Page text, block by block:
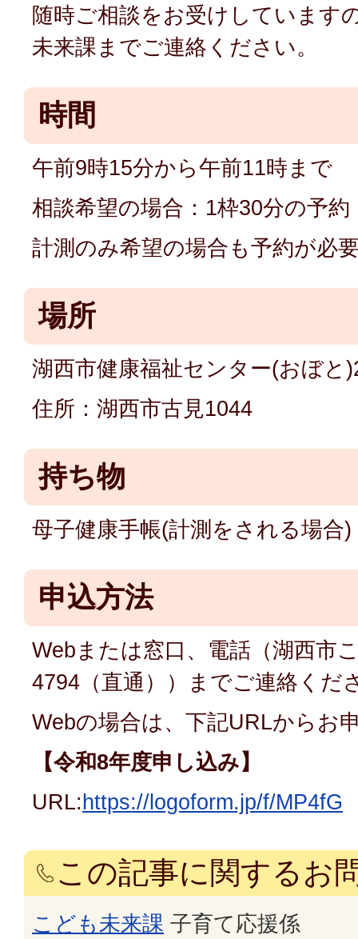
随時ご相談をお受けしています
未来課までご連絡ください。
時間
午前9時15分から午前11時まで
相談希望の場合：1枠30分の予約
計測のみ希望の場合も予約が必
場所
湖西市健康福祉センター(おぼと
住所：湖西市古見1044
持ち物
母子健康手帳(計測をされる場合)
申込方法
Webまたは窓口、電話（湖西市
4794（直通））までご連絡くだ
Webの場合は、下記URLからお
【令和8年度申し込み】
URL:https://logoform.jp/f/MP4fG
この記事に関するお
こども未来課 子育て応援係